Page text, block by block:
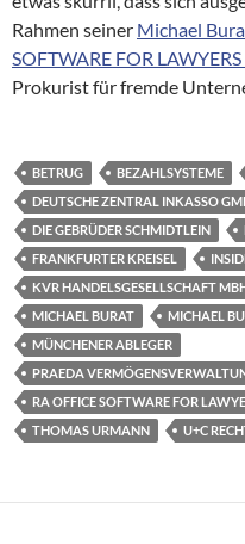
Rahmen seiner Michael
SOFTWARE FOR LAWYERS
Prokurist für fremde
BETRUG BEZAHLSYSTEME
DEUTSCHE ZENTRAL INKASSO
DIE GEBRÜDER SCHMIDTLEIN
FRANKFURTER KREISEL
KVR HANDELSGESELLSCHAFT
MICHAEL BURAT
MICHAEL
MÜNCHENER ABLEGER
PRAEDA
RA OFFICE SOFTWARE FOR
THOMAS URMANN
U+C